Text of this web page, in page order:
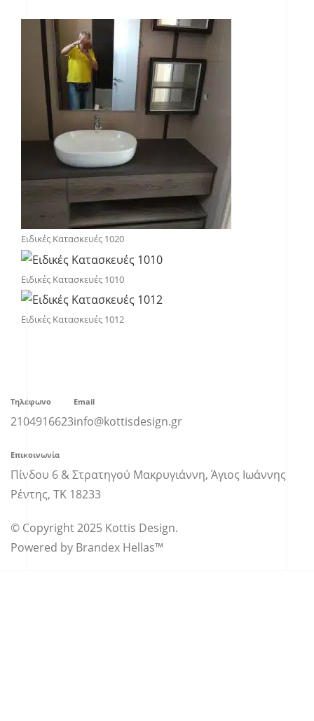
Ειδικές Κατασκευές 1020
Ειδικές Κατασκευές 1010
Ειδικές Κατασκευές 1012
Τηλέφωνο
2104916623
Email
info@kottisdesign.gr
Επικοινωνία
Πίνδου 6 & Στρατηγού Μακρυγιάννη, Άγιος Ιωάννης
Ρέντης, ΤΚ 18233
© Copyright 2025 Kottis Design.
Powered by Brandex Hellas™